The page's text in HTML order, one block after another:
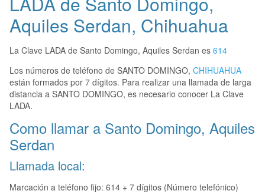
Aquiles Serdan, Chihuahua
La Clave LADA de Santo Domingo, Aquiles Serdan es 614
Los números de teléfono de SANTO DOMINGO, CHIHUAHUA
están formados por 7 dígitos. Para realizar una llamada de larga
distancia a SANTO DOMINGO, es necesario conocer La Clave
LADA.
Como llamar a Santo Domingo, Aquiles
Serdan
Llamada local:
Marcación a teléfono fijo: 614 + 7 dígitos (Número telefónico)